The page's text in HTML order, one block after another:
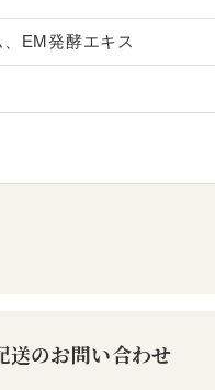
EM発酵エキス
送のお問い合わせ